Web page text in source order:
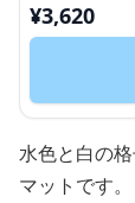
¥3,620
水色と白の
マットです。